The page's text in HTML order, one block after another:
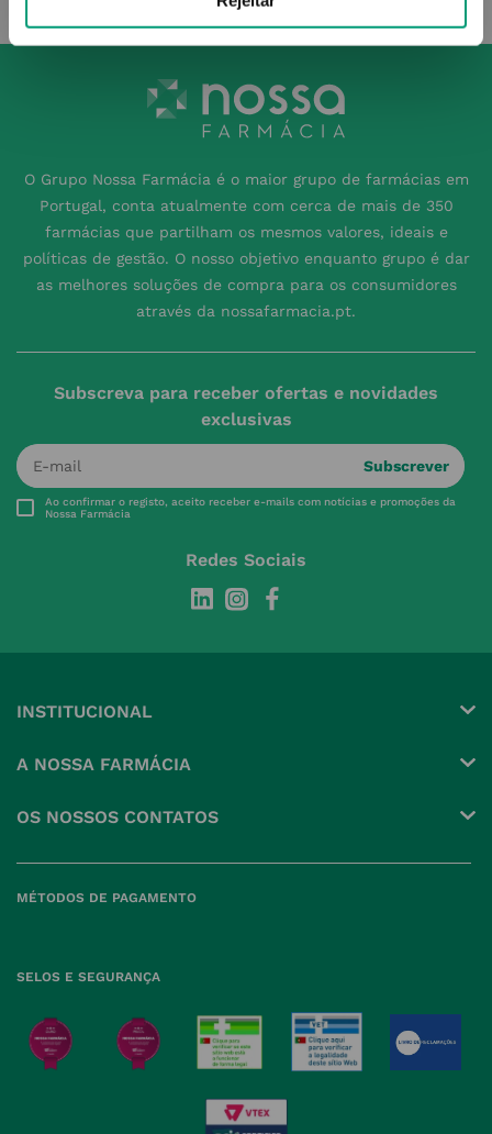
O Grupo Nossa Farmácia é o maior grupo de farmácias em
Portugal, conta atualmente com cerca de mais de 350
farmácias que partilham os mesmos valores, ideais e
políticas de gestão. O nosso objetivo enquanto grupo é dar
as melhores soluções de compra para os consumidores
através da nossafarmacia.pt.
Subscreva para receber ofertas e novidades
exclusivas
Subscrever
Ao confirmar o registo, aceito receber e-mails com notícias e promoções da
Nossa Farmácia
Redes Sociais
INSTITUCIONAL
A NOSSA FARMÁCIA
OS NOSSOS CONTATOS
MÉTODOS DE PAGAMENTO
SELOS E SEGURANÇA